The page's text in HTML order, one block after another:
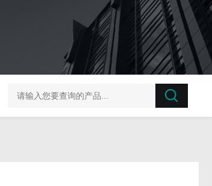
榛子东部枯萎病菌探针法qPCR试剂盒不含内参